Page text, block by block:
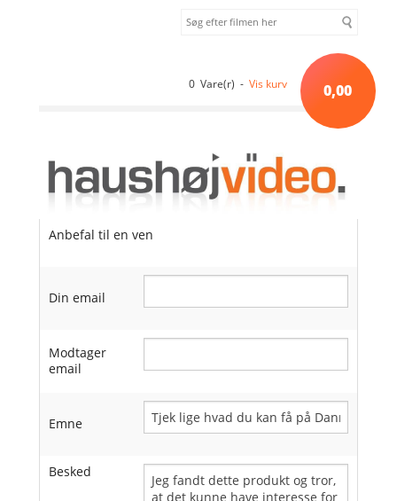
0 Vare(r) - Vis kurv 0,00
Anbefal til en ven
Din email
Modtager
email
Emne
Besked